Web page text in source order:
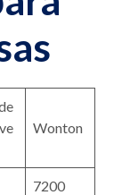
Wonton
7200